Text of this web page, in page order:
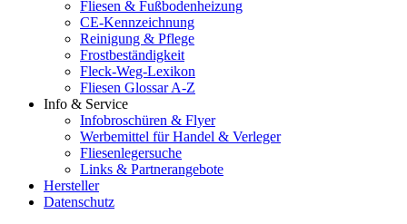
Fliesen & Fußbodenheizung
CE-Kennzeichnung
Reinigung & Pflege
Frostbeständigkeit
Fleck-Weg-Lexikon
Fliesen Glossar A-Z
Info & Service
Infobroschüren & Flyer
Werbemittel für Handel & Verleger
Fliesenlegersuche
Links & Partnerangebote
Hersteller
Datenschutz